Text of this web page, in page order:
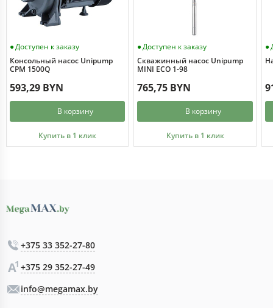
Доступен к заказу
Консольный насос Unipump
CPM 1500Q
593,29 BYN
В корзину
Купить в 1 клик
Доступен к заказу
Скважинный насос Unipump
MINI ECO 1-98
765,75 BYN
В корзину
Купить в 1 клик
+375 33 352-27-80
+375 29 352-27-49
info@megamax.by